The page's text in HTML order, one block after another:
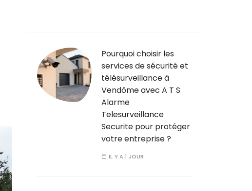
Pourquoi choisir les
services de sécurité et
télésurveillance à
Vendôme avec A T S
Alarme
Telesurveillance
Securite pour protéger
votre entreprise ?
IL Y A 1 JOUR